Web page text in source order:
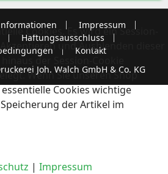
Impressum
Haftungsausschluss
Kontakt
Joh. Walch GmbH & Co. KG
Cookies. Es wird ein Session-
und Ausblenden dieser
der Session-Cookie
Wenn Sie unseren Shop
Cookies wichtige
der Artikel im
| Impressum